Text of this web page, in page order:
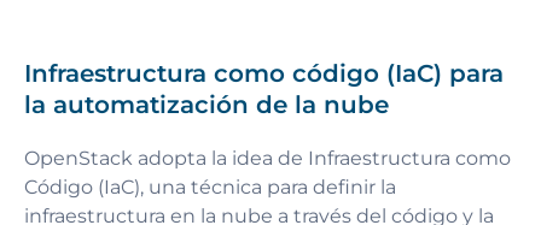
Infraestructura como código (IaC) para
la automatización de la nube
OpenStack adopta la idea de Infraestructura como
Código (IaC), una técnica para definir la
infraestructura en la nube a través del código y la